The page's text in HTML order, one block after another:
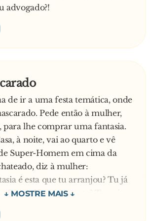
porcaria de robot moderno.
mesmo pela janela fora…
ao lembrar-se dos 20
grita com a mesma voz
Download de software
favor tente de novo!
advogado?!
de ir a uma festa temática, onde
Pede então à mulher,
para lhe comprar uma fantasia.
à noite, vai ao quarto e vê
Super-Homem em cima da
diz à mulher:
é esta que tu arranjou? Tu já
Super-Homem preto? Tu vai
já!